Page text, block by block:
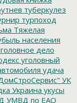
туберкулез
турпоход
Тяжелая
населения
дело
уголовный
удача
УК
Украина укусы
УМВД по ЕАО